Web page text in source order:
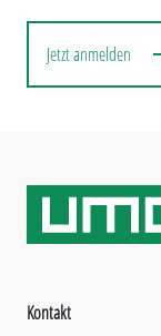
Jetzt anmelden
Kontakt